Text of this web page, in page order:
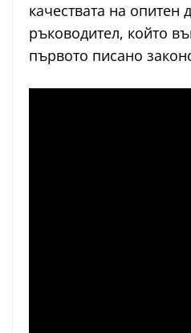
качествата на опитен
ръководител, който
първото писано